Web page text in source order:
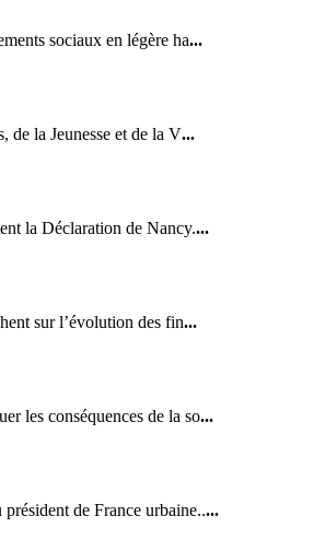
sociaux en légère ha...
de la Jeunesse et de la V...
la Déclaration de Nancy....
sur l’évolution des fin...
les conséquences de la so...
de France urbaine.....